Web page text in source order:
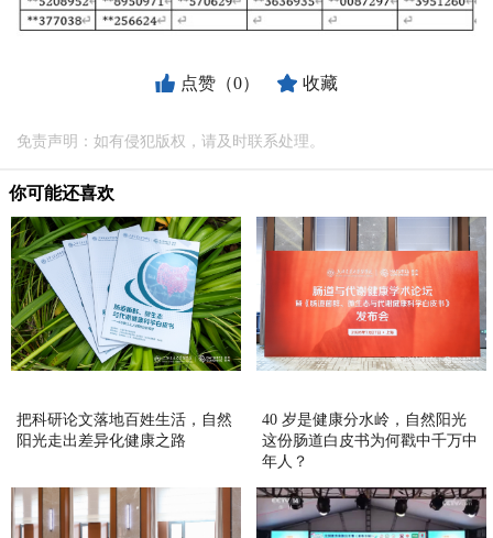
点赞（0） 收藏
免责声明：如有侵犯版权，请及时联系处理。
你可能还喜欢
把科研论文落地百姓生活，自然
阳光走出差异化健康之路
40 岁是健康分水岭，自然阳光
这份肠道白皮书为何戳中千万中
年人？